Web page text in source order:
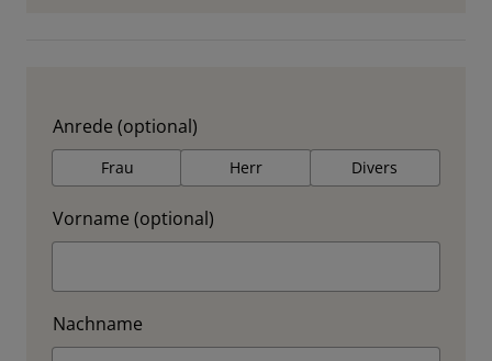
Anrede (optional)
Frau Herr Divers
Vorname (optional)
Nachname